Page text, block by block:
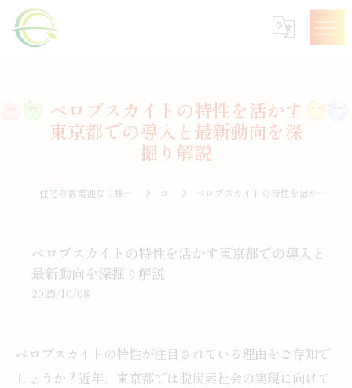
ペロブスカイトの特性を活かす
東京都での導入と最新動向を深
掘り解説
住宅の蓄電池なら株式会社エナジークオリティー コラム ペロブスカイトの特性を活かす東京都での導入と最新動向を深掘り解説
ペロブスカイトの特性を活かす東京都での導入と
最新動向を深掘り解説
2025/10/08
ペロブスカイトの特性が注目されている理由をご存知で
しょうか？近年、東京都では脱炭素社会の実現に向けて